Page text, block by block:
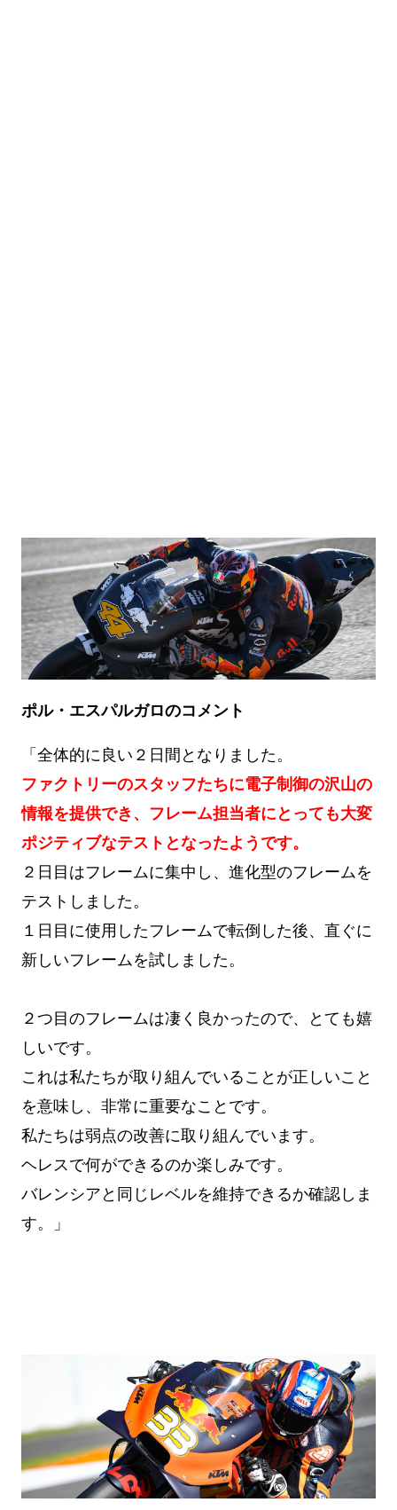
ポル・エスパルガロのコメント
「全体的に良い２日間となりました。
ファクトリーのスタッフたちに電子制御の沢山の
情報を提供でき、フレーム担当者にとっても大変
ポジティブなテストとなったようです。
２日目はフレームに集中し、進化型のフレームを
テストしました。
１日目に使用したフレームで転倒した後、直ぐに
新しいフレームを試しました。
２つ目のフレームは凄く良かったので、とても嬉
しいです。
これは私たちが取り組んでいることが正しいこと
を意味し、非常に重要なことです。
私たちは弱点の改善に取り組んでいます。
ヘレスで何ができるのか楽しみです。
バレンシアと同じレベルを維持できるか確認しま
す。」